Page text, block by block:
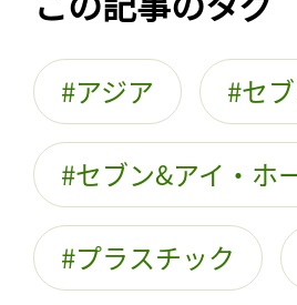
アジア セ
セブン&アイ・ホ
プラスチック